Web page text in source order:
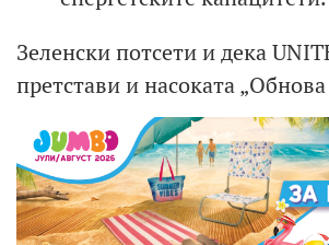
Зеленски потсети и дека
претстави и насоката